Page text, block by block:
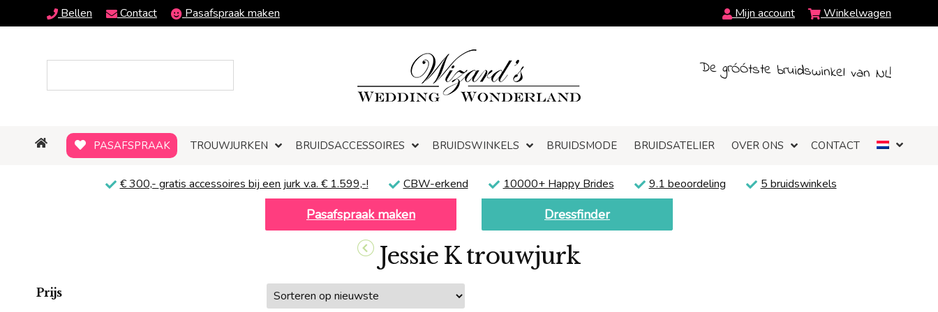
Bellen Contact Pasafspraak maken Mijn account Winkelwagen
De grÓÓtste bruidswinkel van NL!
PASAFSPRAAK TROUWJURKEN BRUIDSACCESSOIRES BRUIDSWINKELS BRUIDSMODE BRUIDSATELIER OVER ONS CONTACT
€ 300,- gratis accessoires bij een jurk v.a. € 1.599,-! CBW-erkend 10000+ Happy Brides 9.1 beoordeling 5 bruidswinkels
Pasafspraak maken Dressfinder
Jessie K trouwjurk
Prijs